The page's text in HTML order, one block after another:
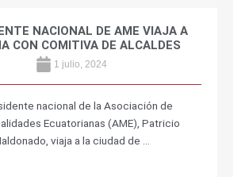
NACIONAL DE AME VIAJA A
CON COMITIVA DE ALCALDES
1 julio, 2024
nacional de la Asociación de
Ecuatorianas (AME), Patricio
viaja a la ciudad de …